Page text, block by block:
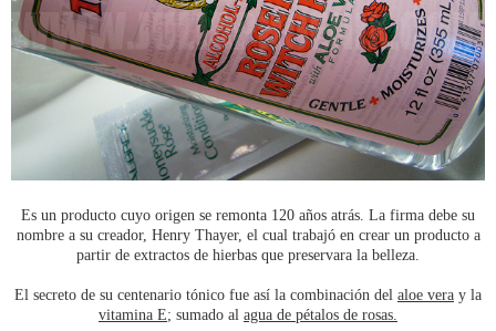
Es un producto cuyo origen se remonta 120 años atrás. La firma debe su
nombre a su creador, Henry Thayer, el cual trabajó en crear un producto a
partir de extractos de hierbas que preservara la belleza.
El secreto de su centenario tónico fue así la combinación del aloe vera y la
vitamina E; sumado al agua de pétalos de rosas.